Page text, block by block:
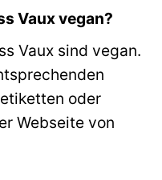
Vaux vegan?
Vaux sind vegan.
oder
Webseite von